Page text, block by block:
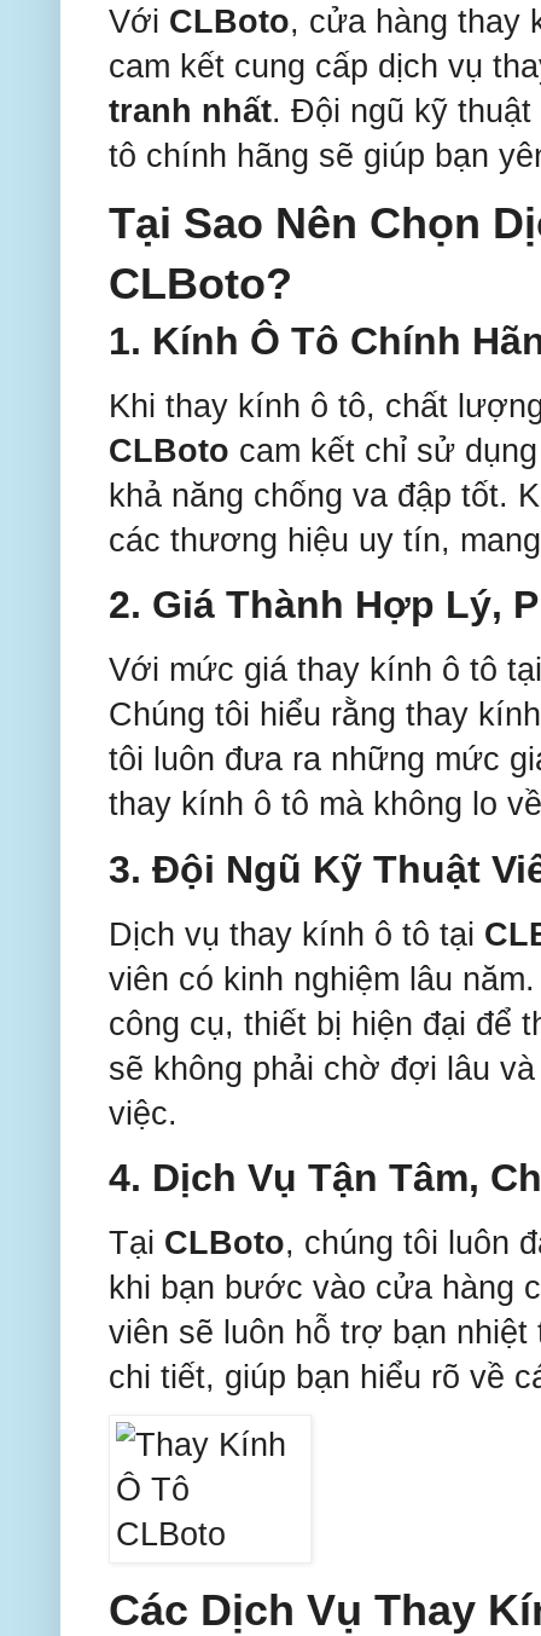
Với CLBoto, cửa hàng thay
cam kết cung cấp dịch vụ
tranh nhất. Đội ngũ kỹ thuật
tô chính hãng sẽ giúp bạn
Tại Sao Nên Chọn
CLBoto?
1. Kính Ô Tô Chính
Khi thay kính ô tô, chất
CLBoto cam kết chỉ sử
khả năng chống va đập tốt.
các thương hiệu uy tín,
2. Giá Thành Hợp Lý,
Với mức giá thay kính ô tô
Chúng tôi hiểu rằng thay
tôi luôn đưa ra những mức
thay kính ô tô mà không lo
3. Đội Ngũ Kỹ Thuật
Dịch vụ thay kính ô tô tại
viên có kinh nghiệm lâu
công cụ, thiết bị hiện đại để
sẽ không phải chờ đợi lâu
việc.
4. Dịch Vụ Tận Tâm,
Tại CLBoto, chúng tôi luôn
khi bạn bước vào cửa hàng
viên sẽ luôn hỗ trợ bạn
chi tiết, giúp bạn hiểu rõ về
Các Dịch Vụ Thay